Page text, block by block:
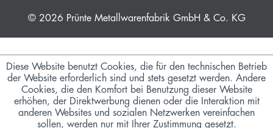
© 2026 Prünte Metallwarenfabrik GmbH & Co. KG
Diese Website benutzt Cookies, die für den technischen Betrieb
der Website erforderlich sind und stets gesetzt werden. Andere
Cookies, die den Komfort bei Benutzung dieser Website
erhöhen, der Direktwerbung dienen oder die Interaktion mit
anderen Websites und sozialen Netzwerken vereinfachen
sollen, werden nur mit Ihrer Zustimmung gesetzt.